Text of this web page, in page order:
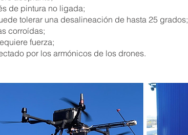
de pintura no ligada;
tolerar una desalineación de hasta 25 grados;
corroídas;
fuerza;
por los armónicos de los drones.